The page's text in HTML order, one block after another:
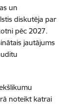
un
diskutēja par
pēc 2027.
jautājums
noteikt katrai